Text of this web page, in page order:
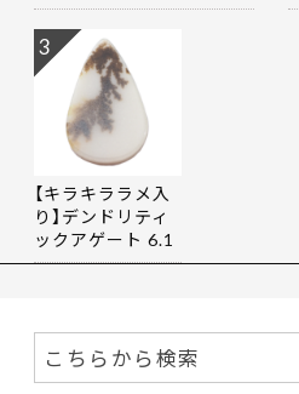
【キラキララメ入
り】デンドリティ
ックアゲート 6.1
9ct
3